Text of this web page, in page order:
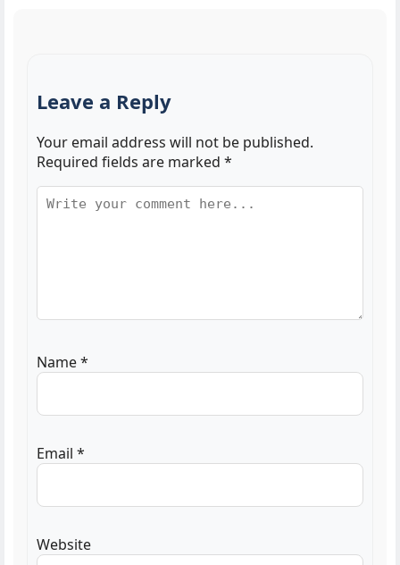
Leave a Reply
Your email address will not be published.
Required fields are marked *
Name*
Email *
Website